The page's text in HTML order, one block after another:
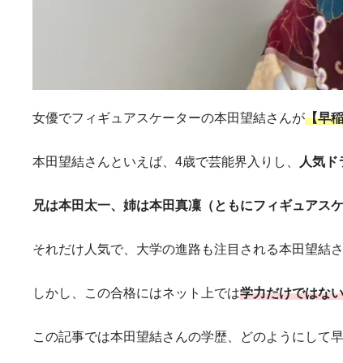
女優でフィギュアスケーターの本田望結さんが【早
本田望結さんといえば、4歳で芸能界入りし、 人気ド
兄は本田太一、姉は本田真凜（ともにフィギュアスケ
それだけ人気で、大学の進路も注目される本田望結
しかし、この合格にはネット上では学力だけではな
この記事では本田望結さんの学歴、どのようにして